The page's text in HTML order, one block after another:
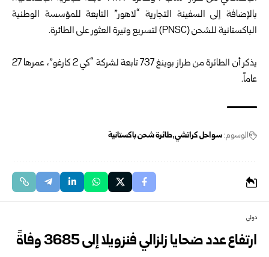
بالإضافة إلى السفينة التجارية “لاهور” التابعة للمؤسسة الوطنية
الباكستانية للشحن (PNSC) لتسريع وتيرة العثور على الطائرة.
يذكر أن الطائرة من طراز بوينغ 737 تابعة لشركة “كي 2 كارغو”، عمرها 27
عاماً.
الوسوم:سواحل كراتشي طائرة شحن باكستانية
دولي
ارتفاع عدد ضحايا زلزالي فنزويلا إلى 3685 وفاةً